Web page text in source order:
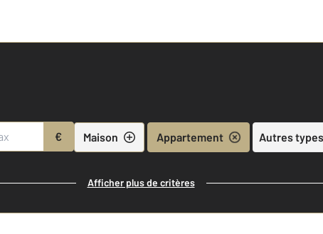
€ Maison Appartement Autres
Afficher plus de critères